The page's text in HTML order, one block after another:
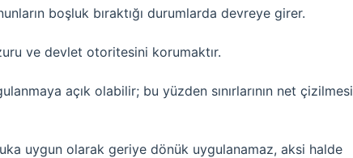
boşluk bıraktığı durumlarda devreye girer.
ve devlet otoritesini korumaktır.
açık olabilir; bu yüzden sınırlarının net çizilmesi
uygun olarak geriye dönük uygulanamaz, aksi halde